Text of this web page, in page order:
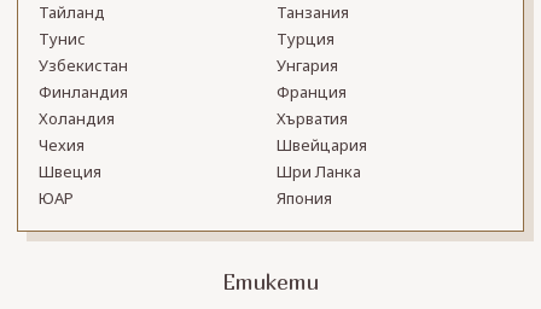
Тайланд
Танзания
Тунис
Турция
Узбекистан
Унгария
Финландия
Франция
Холандия
Хърватия
Чехия
Швейцария
Швеция
Шри Ланка
ЮАР
Япония
Етикети